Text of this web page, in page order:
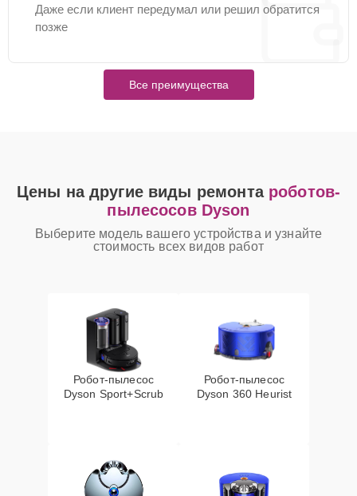
Даже если клиент передумал или решил обратится
позже
Все преимущества
Цены на другие виды ремонта роботов-
пылесосов Dyson
Выберите модель вашего устройства и узнайте
стоимость всех видов работ
Робот-пылесос
Dyson Sport+Scrub
Робот-пылесос
Dyson 360 Heurist